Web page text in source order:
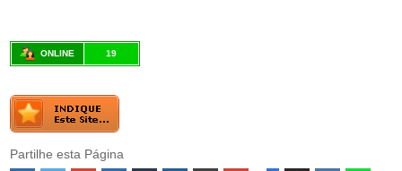
ONLINE 19
Partilhe esta Página